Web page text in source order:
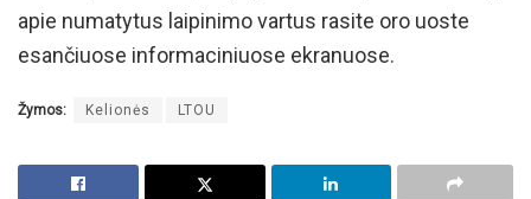
apie numatytus laipinimo vartus rasite oro uoste
esančiuose informaciniuose ekranuose.
Žymos: Kelionės LTOU